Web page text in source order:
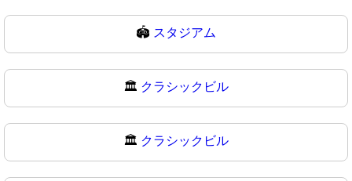
🏟 スタジアム
🏛️ クラシックビル
🏛 クラシックビル